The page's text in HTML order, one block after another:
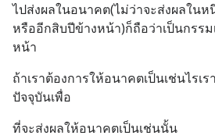
ไปส่งผลในอนาคต(ไม่ว่าจะส่งผลใน
หรืออีกสิบปีข้างหน้า)ก็ถือว่าเป็นกรร
หน้า
ถ้าเราต้องการให้อนาคตเป็นเช่นไรเ
ปัจจุบันเพื่อ
ที่จะส่งผลให้อนาคตเป็นเช่นนั้น